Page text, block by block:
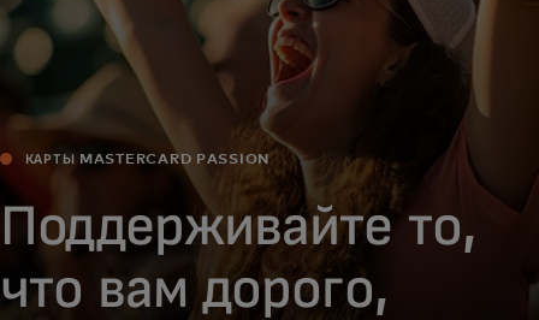
КАРТЫ MASTERCARD PASSION
Поддерживайте то,
что вам дорого,